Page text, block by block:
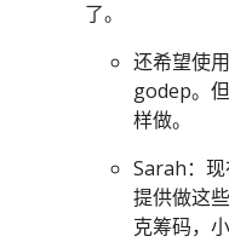
了。
还希望使
godep。
样做。
Sarah：
提供做这
克筹码，小